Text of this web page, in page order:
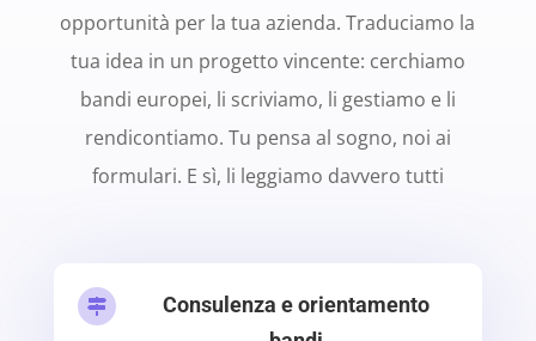
opportunità per la tua azienda. Traduciamo la
tua idea in un progetto vincente: cerchiamo
bandi europei, li scriviamo, li gestiamo e li
rendicontiamo. Tu pensa al sogno, noi ai
formulari. E sì, li leggiamo davvero tutti

Consulenza e orientamento